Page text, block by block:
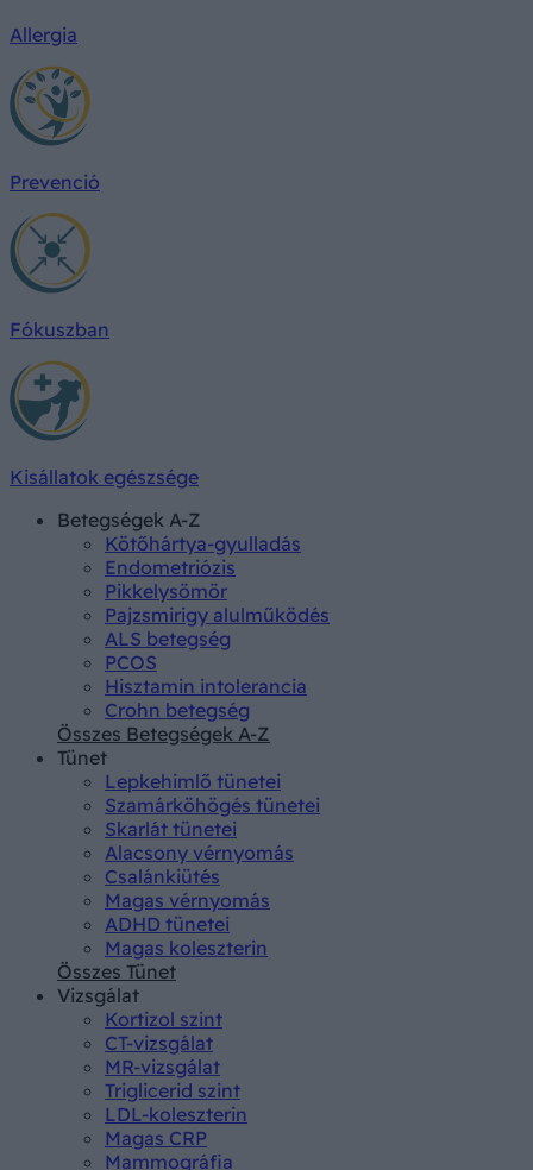
Allergia
Prevenció
Fókuszban
Kisállatok egészsége
Betegségek A-Z
Kötőhártya-gyulladás
Endometriózis
Pikkelysömör
Pajzsmirigy alulműködés
ALS betegség
PCOS
Hisztamin intolerancia
Crohn betegség
Összes Betegségek A-Z
Tünet
Lepkehimlő tünetei
Szamárköhögés tünetei
Skarlát tünetei
Alacsony vérnyomás
Csalánkiütés
Magas vérnyomás
ADHD tünetei
Magas koleszterin
Összes Tünet
Vizsgálat
Kortizol szint
CT-vizsgálat
MR-vizsgálat
Triglicerid szint
LDL-koleszterin
Magas CRP
Mammográfia